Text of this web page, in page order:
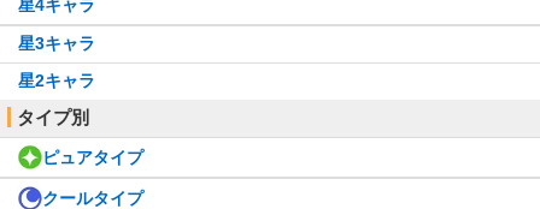
星4キャラ
星3キャラ
星2キャラ
タイプ別
ピュアタイプ
クールタイプ